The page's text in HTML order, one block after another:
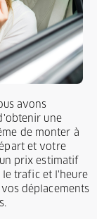
avons
une
de monter à
et votre
prix estimatif
le trafic et l'heure
déplacements